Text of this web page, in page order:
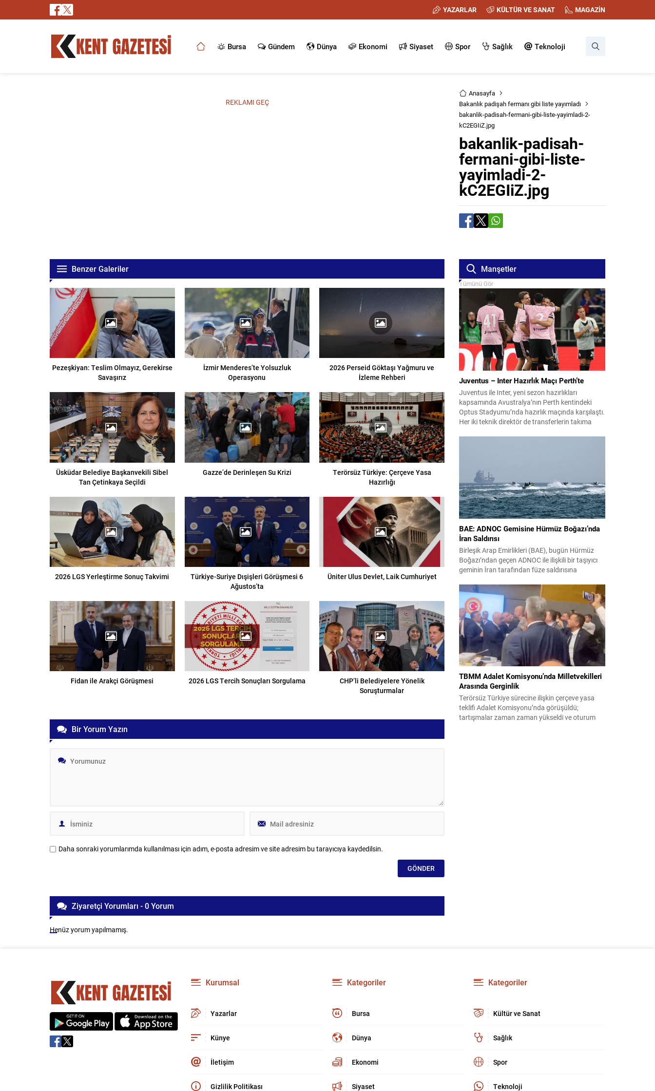
YAZARLAR KÜLTÜR VE SANAT MAGAZİN
Bursa Gündem Dünya Ekonomi Siyaset Spor Sağlık Teknoloji
REKLAMI GEÇ
Anasayfa
Bakanlık padişah fermanı gibi liste yayımladı
bakanlik-padisah-fermani-gibi-liste-yayimladi-2-
kC2EGIiZ.jpg
bakanlik-padisah-
fermani-gibi-liste-
yayimladi-2-
kC2EGIiZ.jpg
Benzer Galeriler
Pezeşkiyan: Teslim Olmayız, Gerekirse
Savaşırız
İzmir Menderes’te Yolsuzluk
Operasyonu
2026 Perseid Göktaşı Yağmuru ve
İzleme Rehberi
Üsküdar Belediye Başkanvekili Sibel
Tan Çetinkaya Seçildi
Gazze’de Derinleşen Su Krizi
Terörsüz Türkiye: Çerçeve Yasa
Hazırlığı
2026 LGS Yerleştirme Sonuç Takvimi
Türkiye-Suriye Dışişleri Görüşmesi 6
Ağustos’ta
Üniter Ulus Devlet, Laik Cumhuriyet
Fidan ile Arakçi Görüşmesi 2026 LGS Tercih Sonuçları Sorgulama
CHP’li Belediyelere Yönelik
Soruşturmalar
Bir Yorum Yazın
Daha sonraki yorumlarımda kullanılması için adım, e-posta adresim ve site adresim bu tarayıcıya kaydedilsin.
Ziyaretçi Yorumları - 0 Yorum
Henüz yorum yapılmamış.
Manşetler
Tümünü Gör
Juventus – Inter Hazırlık Maçı Perth’te
Juventus ile Inter, yeni sezon hazırlıkları
kapsamında Avustralya’nın Perth kentindeki
Optus Stadyumu’nda hazırlık maçında karşılaştı.
Her iki teknik direktör de transferlerin takıma
Yıldız ilk 11’de görev alırken,...
BAE: ADNOC Gemisine Hürmüz Boğazı’nda
İran Saldırısı
Birleşik Arap Emirlikleri (BAE), bugün Hürmüz
Boğazı’ndan geçen ADNOC ile ilişkili bir taşıyıcı
geminin İran tarafından füze saldırısına
alındığını bildirirken saldırıyı kınadı ve Tahran’ı
korsanlıkla suçladı. WAM ajansının aktardığı ilk
açıklamada, ADNOC’a ait bir geminin sabah
saatlerinde hedef alındığı belirtildi; ilerleyen
dakikalarda ise BAE...
TBMM Adalet Komisyonu’nda Milletvekilleri
Arasında Gerginlik
Terörsüz Türkiye sürecine ilişkin çerçeve yasa
teklifi Adalet Komisyonu’nda görüşüldü;
tartışmalar zaman zaman yükseldi ve oturum
Kurumsal
Yazarlar
Künye
İletişim
Gizlilik Politikası
Kategoriler
Bursa
Dünya
Ekonomi
Siyaset
Kategoriler
Kültür ve Sanat
Sağlık
Spor
Teknoloji